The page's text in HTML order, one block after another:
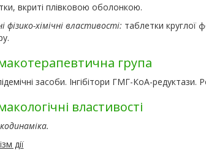
вкриті плівковою оболонкою.
фізико-хімічні властивості: таблетки круглої
група
засоби. Інгібітори ГМГ-КоА-
властивості
дії